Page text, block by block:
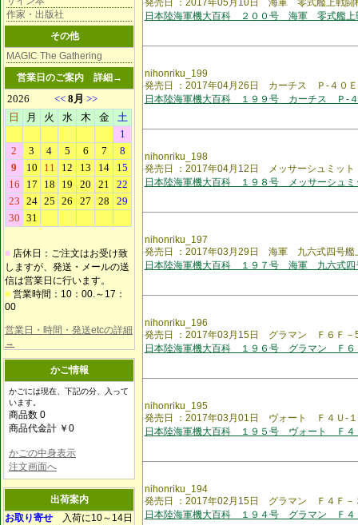
作家・出版社
その他
MAGIC The Gathering
営業日のご案内 詳細→
■ 店休日：ご注文はお受け致
しますが、発送・メールの送
信は営業日に行います。
■ 営業時間：10：00.～17：
00
営業日・時間・発送etcの詳細
→
かご情報
かごには現在、下記の分、入って
います。
商品数 0
商品代金計 ￥0
かごの中身表示
注文画面へ
出荷案内
お取り寄せ 入荷に10～14日
発売日 ：2017年05月10日 海軍 零式艦上戦闘
日本陸海軍機大百科 ２００号 海軍 零式艦上
nihonriku_199
発売日 ：2017年04月26日 カーチス Ｐ-４０
日本陸海軍機大百科 １９９号 カーチス Ｐ-
nihonriku_198
発売日 ：2017年04月12日 メッサーシュミッ
日本陸海軍機大百科 １９８号 メッサーシュミ
nihonriku_197
発売日 ：2017年03月29日 海軍 九六式四号艦
日本陸海軍機大百科 １９７号 海軍 九六式四
nihonriku_196
発売日 ：2017年03月15日 グラマン Ｆ６Ｆ
日本陸海軍機大百科 １９６号 グラマン Ｆ６
nihonriku_195
発売日 ：2017年03月01日 ヴォート Ｆ４Ｕ-
日本陸海軍機大百科 １９５号 ヴォート Ｆ４
nihonriku_194
発売日 ：2017年02月15日 グラマン Ｆ４Ｆ
日本陸海軍機大百科 １９４号 グラマン Ｆ４